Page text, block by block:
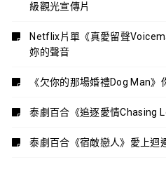
級觀光宣傳片
Netflix片單《真愛留聲
妳的聲音
《欠你的那場婚禮Dog Man》
泰劇百合《追逐愛情Chasing
泰劇百合《宿敵戀人》愛上迴